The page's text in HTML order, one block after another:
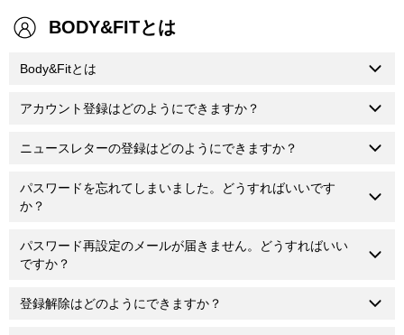
BODY&FITとは
Body&Fitとは
アカウント登録はどのようにできますか？
ニュースレターの登録はどのようにできますか？
パスワードを忘れてしまいました。どうすればいいです
か？
パスワード再設定のメールが届きません。どうすればいい
ですか？
登録解除はどのようにできますか？